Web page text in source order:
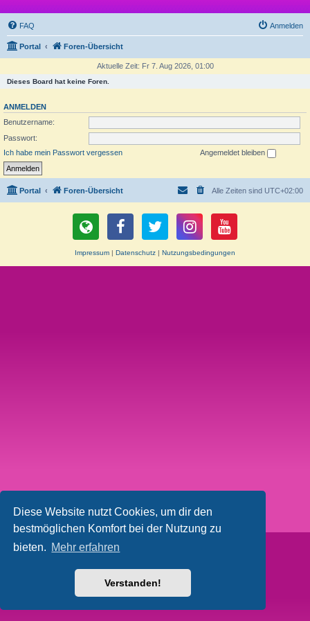
Diese Website nutzt Cookies, um dir den
bestmöglichen Komfort bei der Nutzung zu
bieten. Mehr erfahren
Verstanden!
FAQ Anmelden
Portal Foren-Übersicht
Aktuelle Zeit: Fr 7. Aug 2026, 01:00
Dieses Board hat keine Foren.
ANMELDEN
Benutzername:
Passwort:
Ich habe mein Passwort vergessen
Angemeldet bleiben
Portal Foren-Übersicht Alle Zeiten sind UTC+02:00
Impressum | Datenschutz | Nutzungsbedingungen